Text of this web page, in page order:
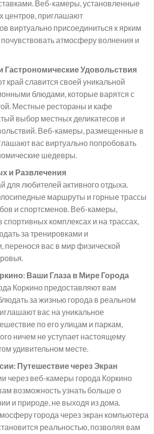
Веб-камеры, установленные
центров, приглашают
виртуально присоединиться к ярким
атмосферу волнения и
Гастрономические Удовольствия
край славится своей уникальной
блюдами, которые варятся с
Местные рестораны и кафе
выбор местных деликатесов и
Веб-камеры, размещенные в
вас виртуально попробовать
шедевры.
и Развлечения
для любителей активного отдыха.
маршруты и горные трассы
и спортсменов. Веб-камеры,
комплексах и на трассах,
за тренировками и
перенося вас в мир физической
Ваши Глаза в Мире Города
Коркино предоставляют вам
за жизнью города в реальном
вас на уникальное
по его улицам и паркам,
ничем не уступает настоящему
удивительном месте.
Путешествие через Экран
через веб-камеры города Коркино
возможность узнать больше о
и природе, не выходя из дома.
города через экран компьютера
реальностью, позволяя вам